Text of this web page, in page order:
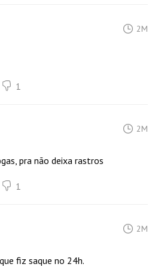
2M
1
2M
pra não deixa rastros
1
2M
fiz saque no 24h.